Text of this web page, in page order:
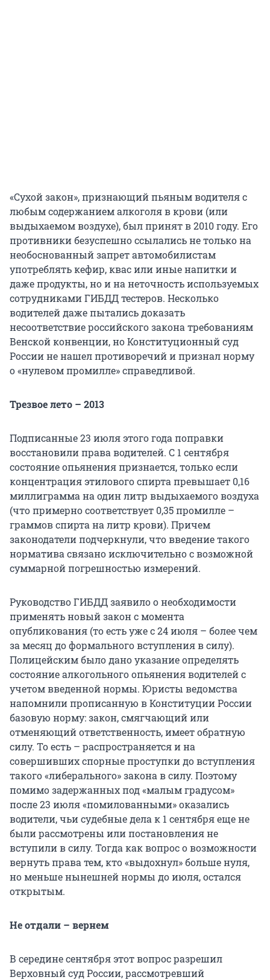
«Сухой закон», признающий пьяным водителя с
любым содержанием алкоголя в крови (или
выдыхаемом воздухе), был принят в 2010 году. Его
противники безуспешно ссылались не только на
необоснованный запрет автомобилистам
употреблять кефир, квас или иные напитки и
даже продукты, но и на неточность используемых
сотрудниками ГИБДД тестеров. Несколько
водителей даже пытались доказать
несоответствие российского закона требованиям
Венской конвенции, но Конституционный суд
России не нашел противоречий и признал норму
о «нулевом промилле» справедливой.
Трезвое лето – 2013
Подписанные 23 июля этого года поправки
восстановили права водителей. С 1 сентября
состояние опьянения признается, только если
концентрация этилового спирта превышает 0,16
миллиграмма на один литр выдыхаемого воздуха
(что примерно соответствует 0,35 промилле –
граммов спирта на литр крови). Причем
законодатели подчеркнули, что введение такого
норматива связано исключительно с возможной
суммарной погрешностью измерений.
Руководство ГИБДД заявило о необходимости
применять новый закон с момента
опубликования (то есть уже с 24 июля – более чем
за месяц до формального вступления в силу).
Полицейским было дано указание определять
состояние алкогольного опьянения водителей с
учетом введенной нормы. Юристы ведомства
напомнили прописанную в Конституции России
базовую норму: закон, смягчающий или
отменяющий ответственность, имеет обратную
силу. То есть – распространяется и на
совершивших спорные проступки до вступления
такого «либерального» закона в силу. Поэтому
помимо задержанных под «малым градусом»
после 23 июля «помилованными» оказались
водители, чьи судебные дела к 1 сентября еще не
были рассмотрены или постановления не
вступили в силу. Тогда как вопрос о возможности
вернуть права тем, кто «выдохнул» больше нуля,
но меньше нынешней нормы до июля, остался
открытым.
Не отдали – вернем
В середине сентября этот вопрос разрешил
Верховный суд России, рассмотревший